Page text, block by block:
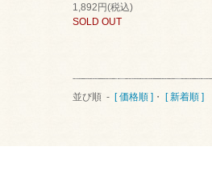
1,892円(税込)
SOLD OUT
並び順 - [ 価格順 ] ・ [ 新着順 ]